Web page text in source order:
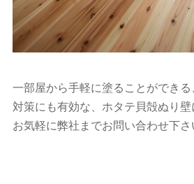
一部屋から手軽に塗ることができ
対策にも有効な、ホタテ貝殻ぬり壁
お気軽に弊社までお問い合わせ下さ